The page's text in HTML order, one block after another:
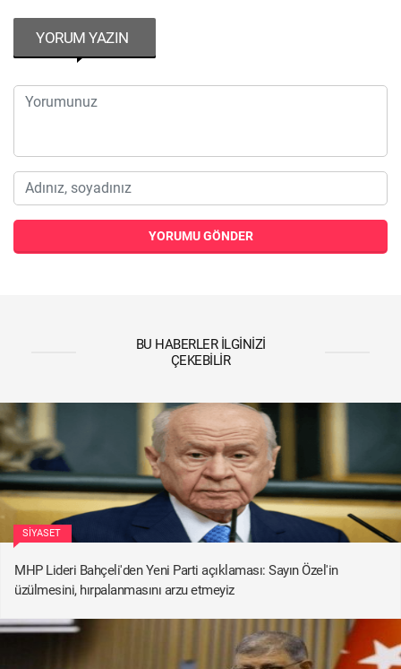
YORUM YAZIN
YORUMU GÖNDER
BU HABERLER İLGINIZI
ÇEKEBILIR
SIYASET
MHP Lideri Bahçeli'den Yeni Parti açıklaması: Sayın Özel'in
üzülmesini, hırpalanmasını arzu etmeyiz